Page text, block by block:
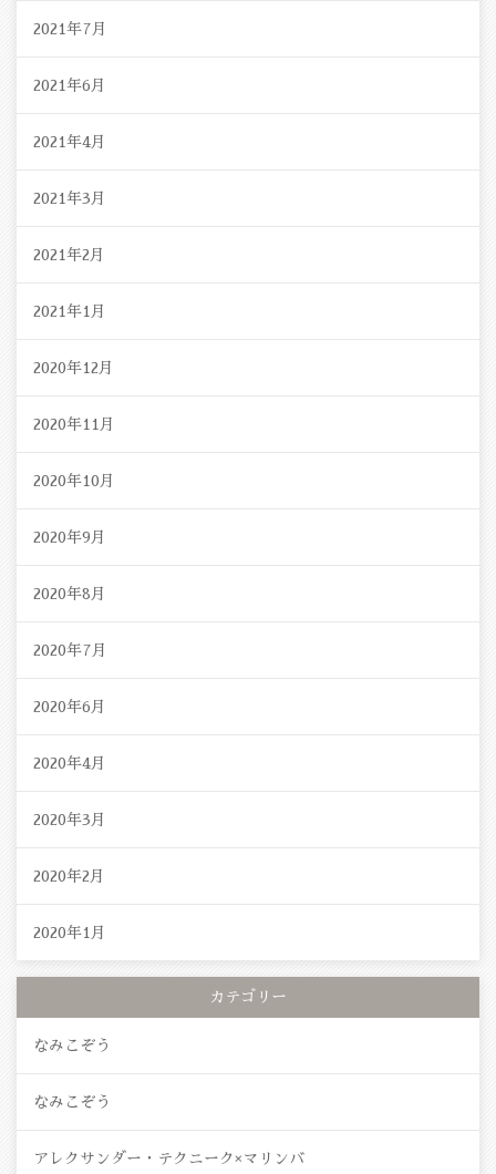
2021年7月
2021年6月
2021年4月
2021年3月
2021年2月
2021年1月
2020年12月
2020年11月
2020年10月
2020年9月
2020年8月
2020年7月
2020年6月
2020年4月
2020年3月
2020年2月
2020年1月
カテゴリー
なみこぞう
なみこぞう
アレクサンダー・テクニーク×マリンバ